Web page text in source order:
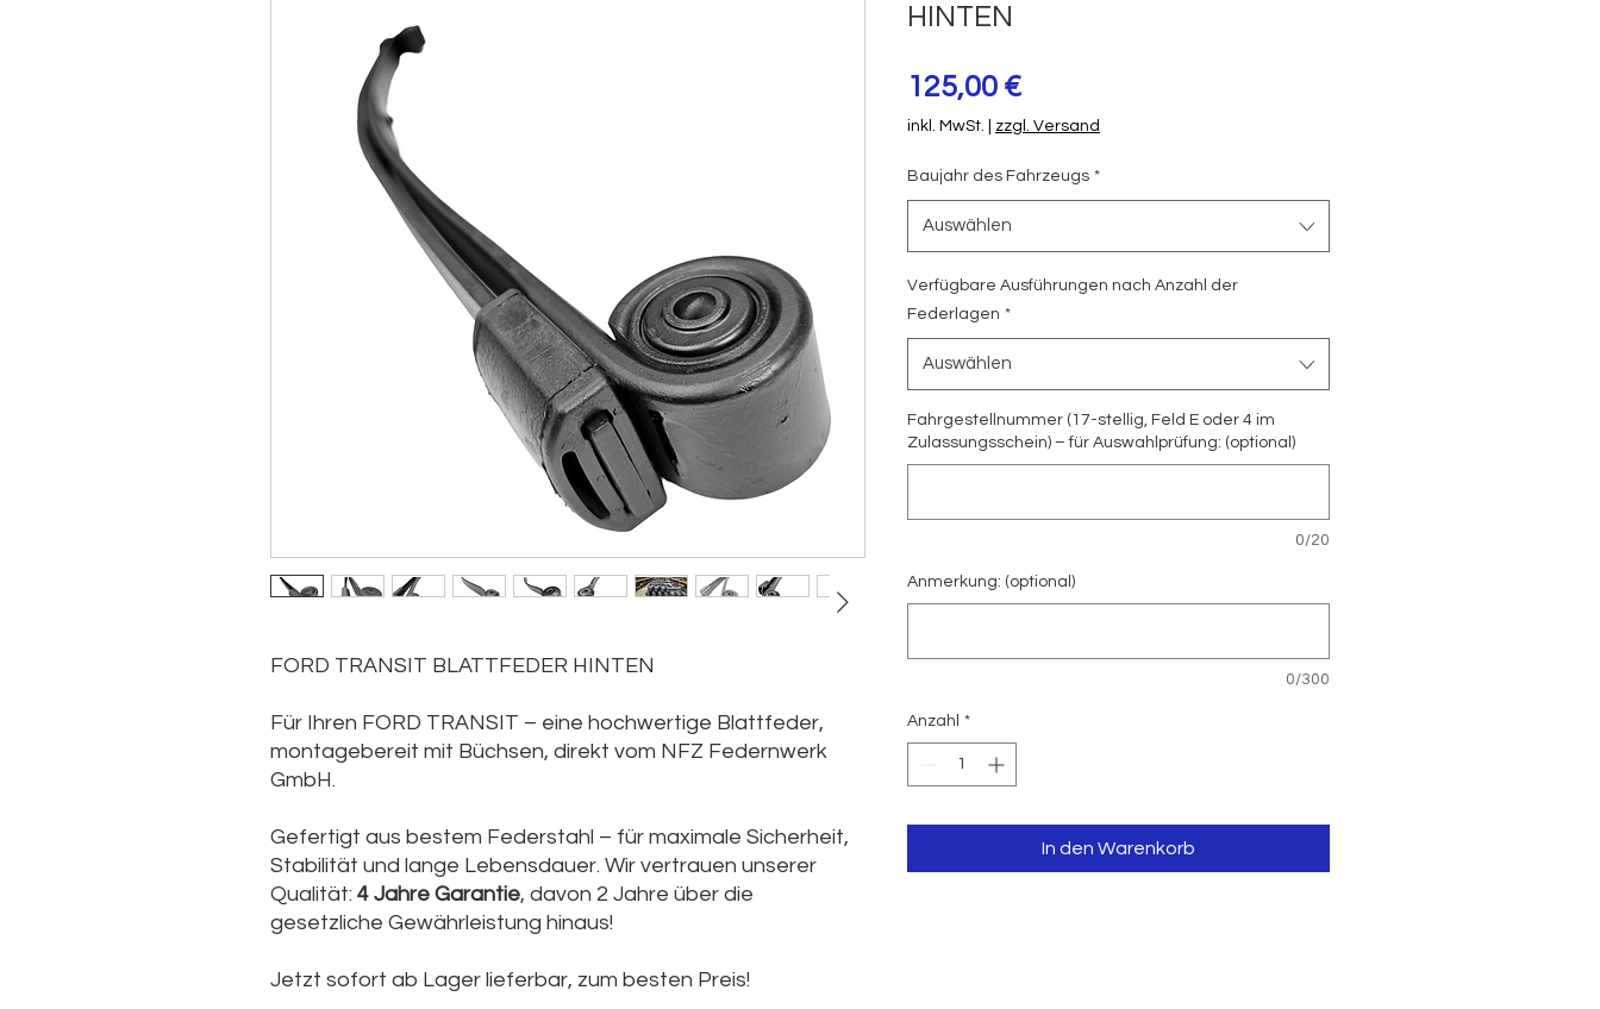
FORD TRANSIT BLATTFEDER HINTEN
Für Ihren FORD TRANSIT – eine hochwertige Blattfeder,
montagebereit mit Büchsen, direkt vom NFZ Federnwerk
GmbH.
Gefertigt aus bestem Federstahl – für maximale Sicherheit,
Stabilität und lange Lebensdauer. Wir vertrauen unserer
Qualität: 4 Jahre Garantie, davon 2 Jahre über die
gesetzliche Gewährleistung hinaus!
Jetzt sofort ab Lager lieferbar, zum besten Preis!
HINTEN
125,00 €Preis
inkl. MwSt. zzgl. Versand
Baujahr des Fahrzeugs *
Auswählen
Verfügbare Ausführungen nach Anzahl der
Federlagen *
Auswählen
Fahrgestellnummer (17-stellig, Feld E oder 4 im
Zulassungsschein) – für Auswahlprüfung: (optional)
0/20
Anmerkung: (optional)
0/300
Anzahl *
In den Warenkorb